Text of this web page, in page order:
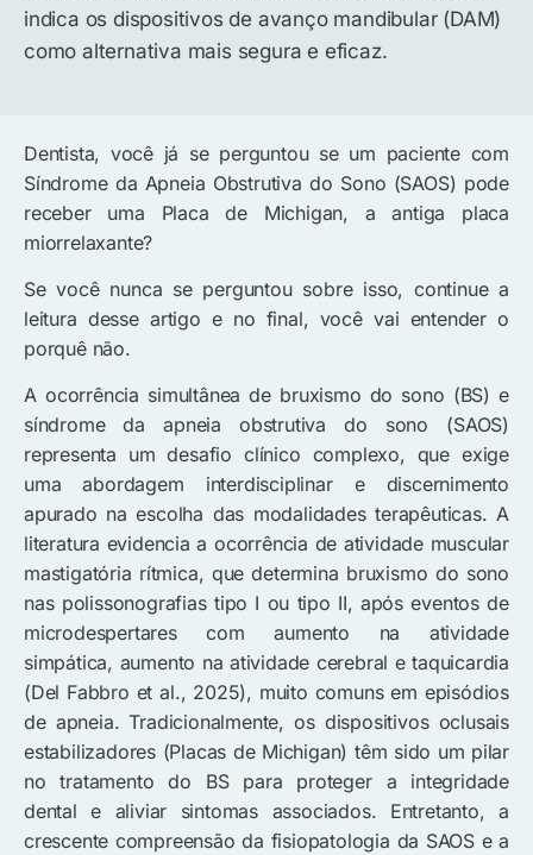
indica os dispositivos de avanço mandibular (DAM)
como alternativa mais segura e eficaz.
Dentista, você já se perguntou se um paciente com
Síndrome da Apneia Obstrutiva do Sono (SAOS) pode
receber uma Placa de Michigan, a antiga placa
miorrelaxante?
Se você nunca se perguntou sobre isso, continue a
leitura desse artigo e no final, você vai entender o
porquê não.
A ocorrência simultânea de bruxismo do sono (BS) e
síndrome da apneia obstrutiva do sono (SAOS)
representa um desafio clínico complexo, que exige
uma abordagem interdisciplinar e discernimento
apurado na escolha das modalidades terapêuticas. A
literatura evidencia a ocorrência de atividade muscular
mastigatória rítmica, que determina bruxismo do sono
nas polissonografias tipo I ou tipo II, após eventos de
microdespertares com aumento na atividade
simpática, aumento na atividade cerebral e taquicardia
(Del Fabbro et al., 2025), muito comuns em episódios
de apneia. Tradicionalmente, os dispositivos oclusais
estabilizadores (Placas de Michigan) têm sido um pilar
no tratamento do BS para proteger a integridade
dental e aliviar sintomas associados. Entretanto, a
crescente compreensão da fisiopatologia da SAOS e a